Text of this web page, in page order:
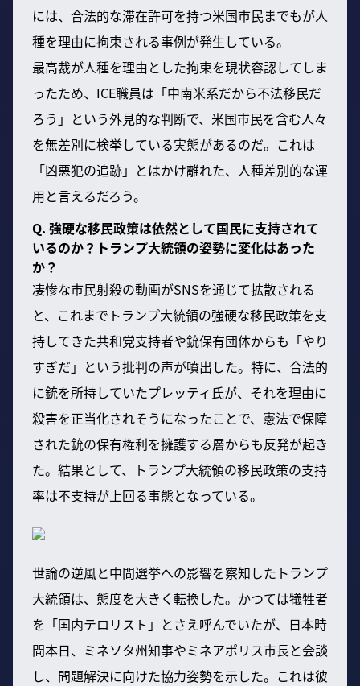
には、合法的な滞在許可を持つ米国市民までもが人
種を理由に拘束される事例が発生している。
最高裁が人種を理由とした拘束を現状容認してしま
ったため、ICE職員は「中南米系だから不法移民だ
ろう」という外見的な判断で、米国市民を含む人々
を無差別に検挙している実態があるのだ。これは
「凶悪犯の追跡」とはかけ離れた、人種差別的な運
用と言えるだろう。
Q. 強硬な移民政策は依然として国民に支持されて
いるのか？トランプ大統領の姿勢に変化はあった
か？
凄惨な市民射殺の動画がSNSを通じて拡散される
と、これまでトランプ大統領の強硬な移民政策を支
持してきた共和党支持者や銃保有団体からも「やり
すぎだ」という批判の声が噴出した。特に、合法的
に銃を所持していたプレッティ氏が、それを理由に
殺害を正当化されそうになったことで、憲法で保障
された銃の保有権利を擁護する層からも反発が起き
た。結果として、トランプ大統領の移民政策の支持
率は不支持が上回る事態となっている。
世論の逆風と中間選挙への影響を察知したトランプ
大統領は、態度を大きく転換した。かつては犠牲者
を「国内テロリスト」とさえ呼んでいたが、日本時
間本日、ミネソタ州知事やミネアポリス市長と会談
し、問題解決に向けた協力姿勢を示した。これは彼